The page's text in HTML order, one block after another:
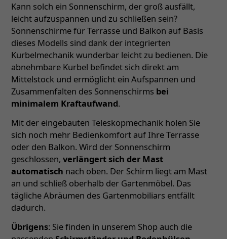
Kann solch ein Sonnenschirm, der groß ausfällt,
leicht aufzuspannen und zu schließen sein?
Sonnenschirme für Terrasse und Balkon auf Basis
dieses Modells sind dank der integrierten
Kurbelmechanik wunderbar leicht zu bedienen. Die
abnehmbare Kurbel befindet sich direkt am
Mittelstock und ermöglicht ein Aufspannen und
Zusammenfalten des Sonnenschirms bei
minimalem Kraftaufwand.
Mit der eingebauten Teleskopmechanik holen Sie
sich noch mehr Bedienkomfort auf Ihre Terrasse
oder den Balkon. Wird der Sonnenschirm
geschlossen, verlängert sich der Mast
automatisch nach oben. Der Schirm liegt am Mast
an und schließ oberhalb der Gartenmöbel. Das
tägliche Abräumen des Gartenmobiliars entfällt
dadurch.
Übrigens: Sie finden in unserem Shop auch die